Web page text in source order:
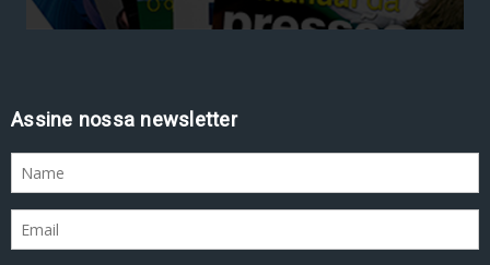
Assine nossa newsletter